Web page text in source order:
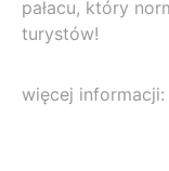
pałacu, który
turystów!
więcej informacji: